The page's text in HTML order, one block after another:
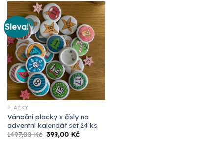
Sleva!
PLACKY
Vánoční placky s čísly na
adventní kalendář set 24 ks.
1497,00Kč Původní
cena
399,00 KčAktuální